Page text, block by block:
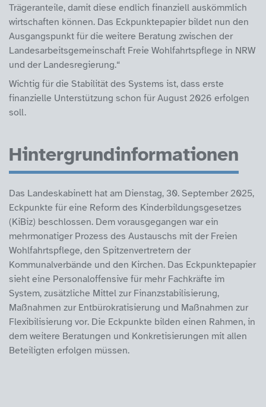
Trägeranteile, damit diese endlich finanziell auskömmlich
wirtschaften können. Das Eckpunktepapier bildet nun den
Ausgangspunkt für die weitere Beratung zwischen der
Landesarbeitsgemeinschaft Freie Wohlfahrtspflege in NRW
und der Landesregierung.“
Wichtig für die Stabilität des Systems ist, dass erste
finanzielle Unterstützung schon für August 2026 erfolgen
soll.
Hintergrundinformationen
Das Landeskabinett hat am Dienstag, 30. September 2025,
Eckpunkte für eine Reform des Kinderbildungsgesetzes
(KiBiz) beschlossen. Dem vorausgegangen war ein
mehrmonatiger Prozess des Austauschs mit der Freien
Wohlfahrtspflege, den Spitzenvertretern der
Kommunalverbände und den Kirchen. Das Eckpunktepapier
sieht eine Personaloffensive für mehr Fachkräfte im
System, zusätzliche Mittel zur Finanzstabilisierung,
Maßnahmen zur Entbürokratisierung und Maßnahmen zur
Flexibilisierung vor. Die Eckpunkte bilden einen Rahmen, in
dem weitere Beratungen und Konkretisierungen mit allen
Beteiligten erfolgen müssen.